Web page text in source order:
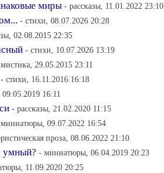
миры - рассказы, 11.01.2022 23:10
- стихи, 08.07.2026 20:28
02.08.2015 22:35
- стихи, 10.07.2026 13:19
29.05.2015 23:11
- стихи, 16.11.2016 16:18
09.05.2019 16:11
- рассказы, 21.02.2020 11:15
09.07.2022 16:54
проза, 08.06.2022 21:10
умный? - миниатюры, 06.04.2019 20:23
11.09.2020 20:25